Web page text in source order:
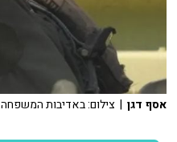
אסף דגן | צילום: באדיבות המשפחה